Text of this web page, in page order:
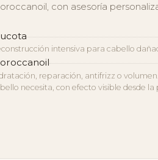
con asesoría
intensiva para cabello
reparación, antifrizz o
necesita, con efecto visible desde la